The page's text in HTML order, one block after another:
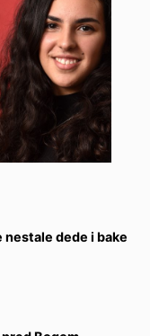
nestale dede i bake